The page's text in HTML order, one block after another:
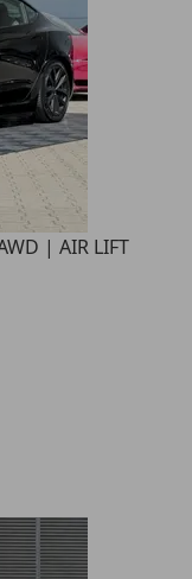
| AIR LIFT